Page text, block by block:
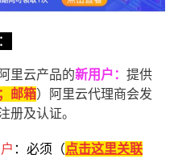
里云产品的新用户 ： 提供
邮箱）阿里云代理商会发
册及认证。
： 必须 （点击这里关联